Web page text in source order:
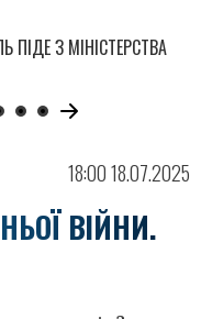
18:00 18.07.2025
ВІЙНИ.
ПІДЕ З МІНІСТЕРСТВА